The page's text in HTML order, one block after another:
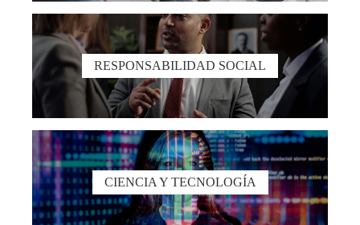
RESPONSABILIDAD SOCIAL
CIENCIA Y TECNOLOGÍA